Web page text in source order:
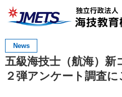
News
五級海技士（航海）
２弾アンケート調査に